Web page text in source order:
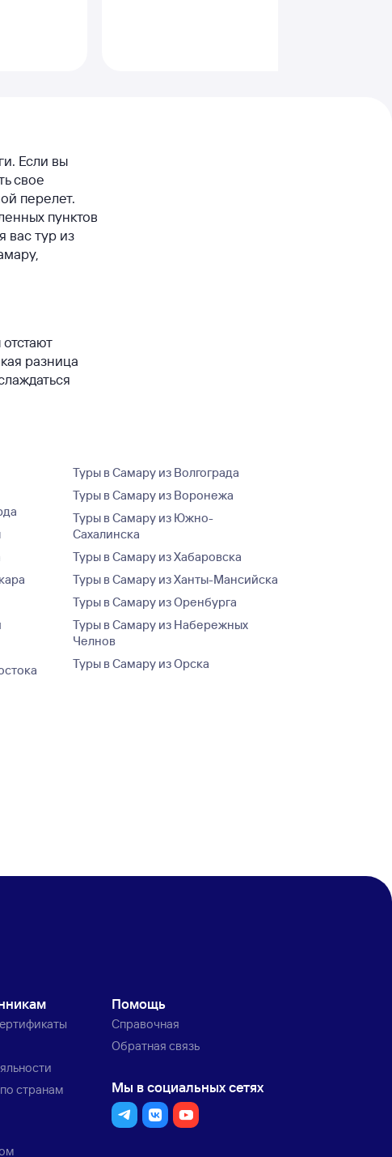
Если вы
свое
перелет.
пунктов
вас тур из
разница
Туры в Самару из Волгограда
Туры в Самару из Воронежа
Туры в Самару из Южно-
Сахалинска
Туры в Самару из Хабаровска
Туры в Самару из Ханты-Мансийска
Туры в Самару из Оренбурга
Туры в Самару из Набережных
Челнов
Туры в Самару из Орска
странам
Помощь
Справочная
Обратная связь
Мы в социальных сетях